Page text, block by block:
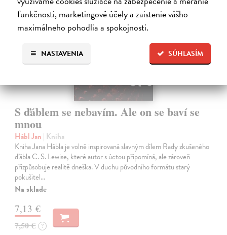
funkčnosti, marketingové účely a zaistenie vášho
maximálneho pohodlia a spokojnosti.
SÚHLASÍM
NASTAVENIA
S ďáblem se nebavím. Ale on se baví se
mnou
Hábl Jan | Kniha
Kniha Jana Hábla je volně inspirovaná slavným dílem Rady zkušeného
ďábla C. S. Lewise, které autor s úctou připomíná, ale zároveň
přizpůsobuje realitě dneška. V duchu původního formátu starý
pokušitel…
Na sklade
7,13 €
7,50 € ?